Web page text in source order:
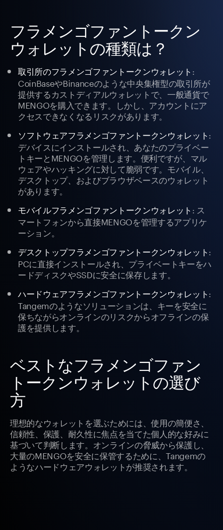
フラメンゴファントークン
ウォレットの種類は？
取引所のフラメンゴファントークンウォレット :
CoinBaseやBinanceのような中央集権型の取引所が
提供するカストディアルウォレットで、一般通貨で
MENGOを購入できます。しかし、アカウントにア
クセスできなくなるリスクがあります。
ソフトウェアフラメンゴファントークンウォレット :
デバイスにインストールされ、あなたのプライベー
トキーとMENGOを管理します。便利ですが、マル
ウェアやハッキングに対して脆弱です。モバイル、
デスクトップ、およびブラウザベースのウォレット
があります。
モバイルフラメンゴファントークンウォレット : ス
マートフォンから直接MENGOを管理するアプリケ
ーション。
デスクトップフラメンゴファントークンウォレット :
PCに直接インストールされ、プライベートキーをハ
ードディスクやSSDに安全に保存します。
ハードウェアフラメンゴファントークンウォレット :
Tangemのようなソリューションは、キーを安全に
保ちながらオンラインのリスクからオフラインの保
護を提供します。
ベストなフラメンゴファン
トークンウォレットの選び
方
理想的なウォレットを選ぶためには、使用の簡便さ、
信頼性、保護、耐久性に焦点を当てた個人的な好みに
基づいて判断します。オンラインの脅威から保護し、
大量のMENGOを安全に保管するために、Tangemの
ようなハードウェアウォレットが推奨されます。